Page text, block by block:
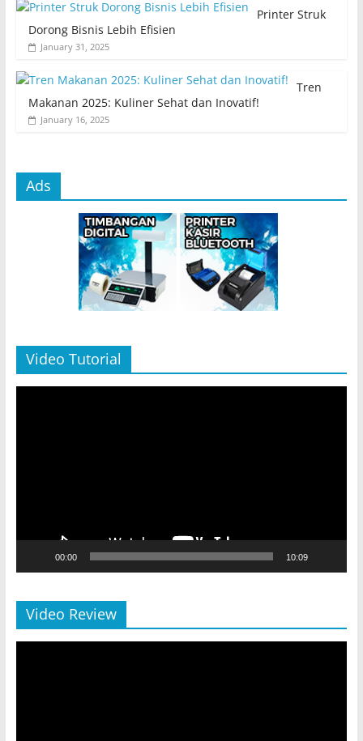
Printer Struk
Dorong Bisnis Lebih Efisien
January 31, 2025
Tren
Makanan 2025: Kuliner Sehat dan Inovatif!
January 16, 2025
Ads
Video Tutorial
00:00 10:09
Video Review